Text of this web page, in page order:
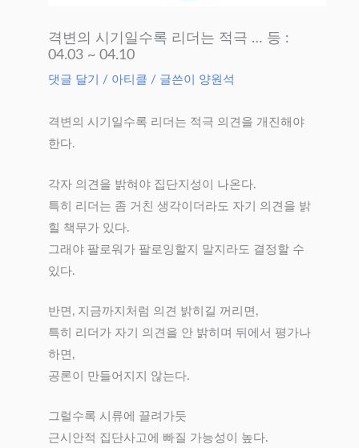
격변의 시기일수록 리더는 적극 … 등 :
04.03 ~ 04.10
댓글 달기 / 아티클 / 글쓴이 양원석
격변의 시기일수록 리더는 적극 의견을 개진해야
한다.
각자 의견을 밝혀야 집단지성이 나온다.
특히 리더는 좀 거친 생각이더라도 자기 의견을 밝
힐 책무가 있다.
그래야 팔로워가 팔로잉할지 말지라도 결정할 수
있다.
반면, 지금까지처럼 의견 밝히길 꺼리면,
특히 리더가 자기 의견을 안 밝히며 뒤에서 평가나
하면,
공론이 만들어지지 않는다.
그럴수록 시류에 끌려가듯
근시안적 집단사고에 빠질 가능성이 높다.